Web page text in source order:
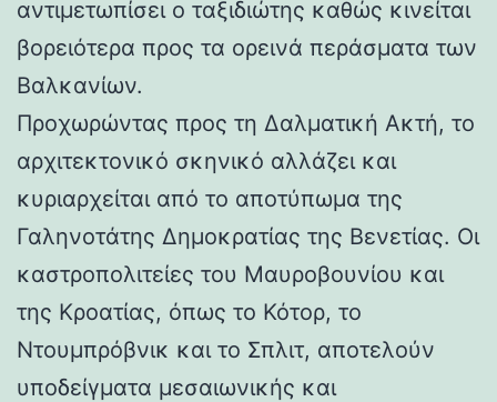
αντιμετωπίσει ο ταξιδιώτης καθώς κινείται
βορειότερα προς τα ορεινά περάσματα των
Βαλκανίων.
Προχωρώντας προς τη Δαλματική Ακτή, το
αρχιτεκτονικό σκηνικό αλλάζει και
κυριαρχείται από το αποτύπωμα της
Γαληνοτάτης Δημοκρατίας της Βενετίας. Οι
καστροπολιτείες του Μαυροβουνίου και
της Κροατίας, όπως το Κότορ, το
Ντουμπρόβνικ και το Σπλιτ, αποτελούν
υποδείγματα μεσαιωνικής και